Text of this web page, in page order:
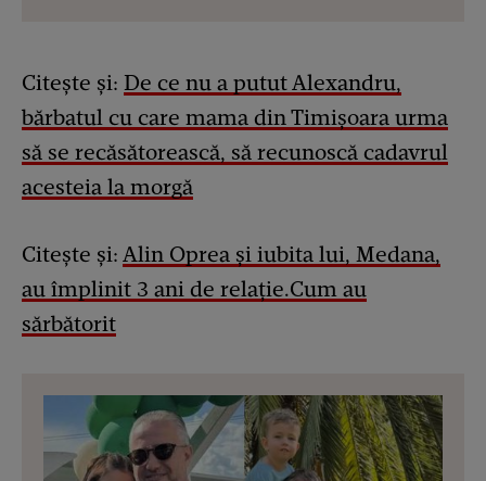
Citește și: De ce nu a putut Alexandru,
bărbatul cu care mama din Timișoara urma
să se recăsătorească, să recunoscă cadavrul
acesteia la morgă
Citește și: Alin Oprea și iubita lui, Medana,
au împlinit 3 ani de relație.Cum au
sărbătorit